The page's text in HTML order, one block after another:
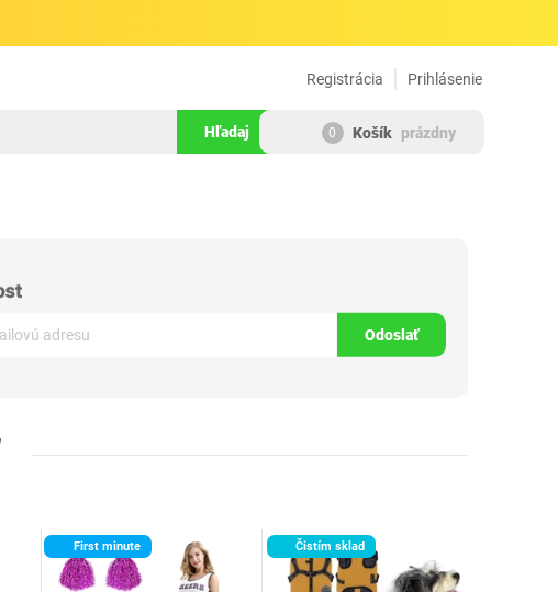
Prihlásenie
Registrácia
Hľadaj 0 Košík prázdny
Odoslať
First minute Čistím sklad